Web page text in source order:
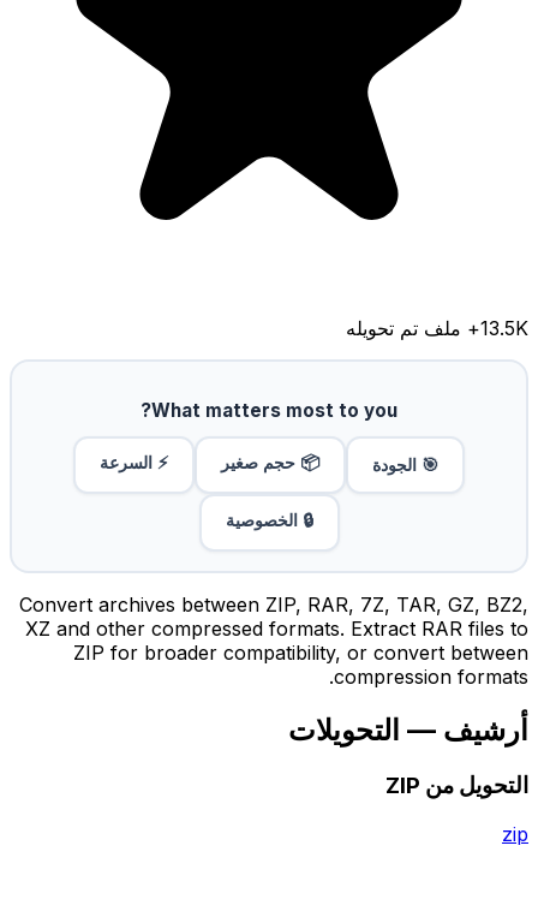
13.5K+ ملف تم تحويله
What matters most to you?
🎯 الجودة 📦 حجم صغير ⚡ السرعة
🔒 الخصوصية
Convert archives between ZIP, RAR, 7Z, TAR, GZ, BZ2,
XZ and other compressed formats. Extract RAR files to
ZIP for broader compatibility, or convert between
compression formats.
أرشيف — التحويلات
التحويل من ZIP
zip